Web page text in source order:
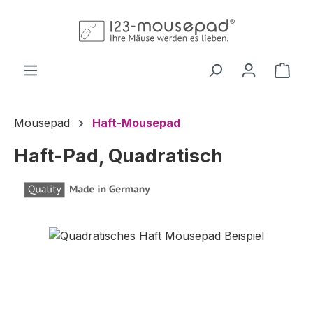
Mousepad Haft-Mousepad
Haft-Pad, Quadratisch
Bildergalerie überspringen